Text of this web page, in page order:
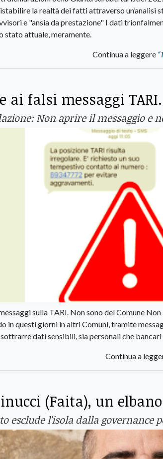
la realtà dei fatti attraverso
e "ansia da prestazione" I dati
stato attuale, meramente.
Continua a leggere
ai falsi messaggi
Non aprire il messaggio e
sulla TARI. Non sono del Comune
in questi giorni in altri Comuni, tramite
dati sensibili, sia personali che
Continua a
(Faita), un
esclude l'isola dalla governance